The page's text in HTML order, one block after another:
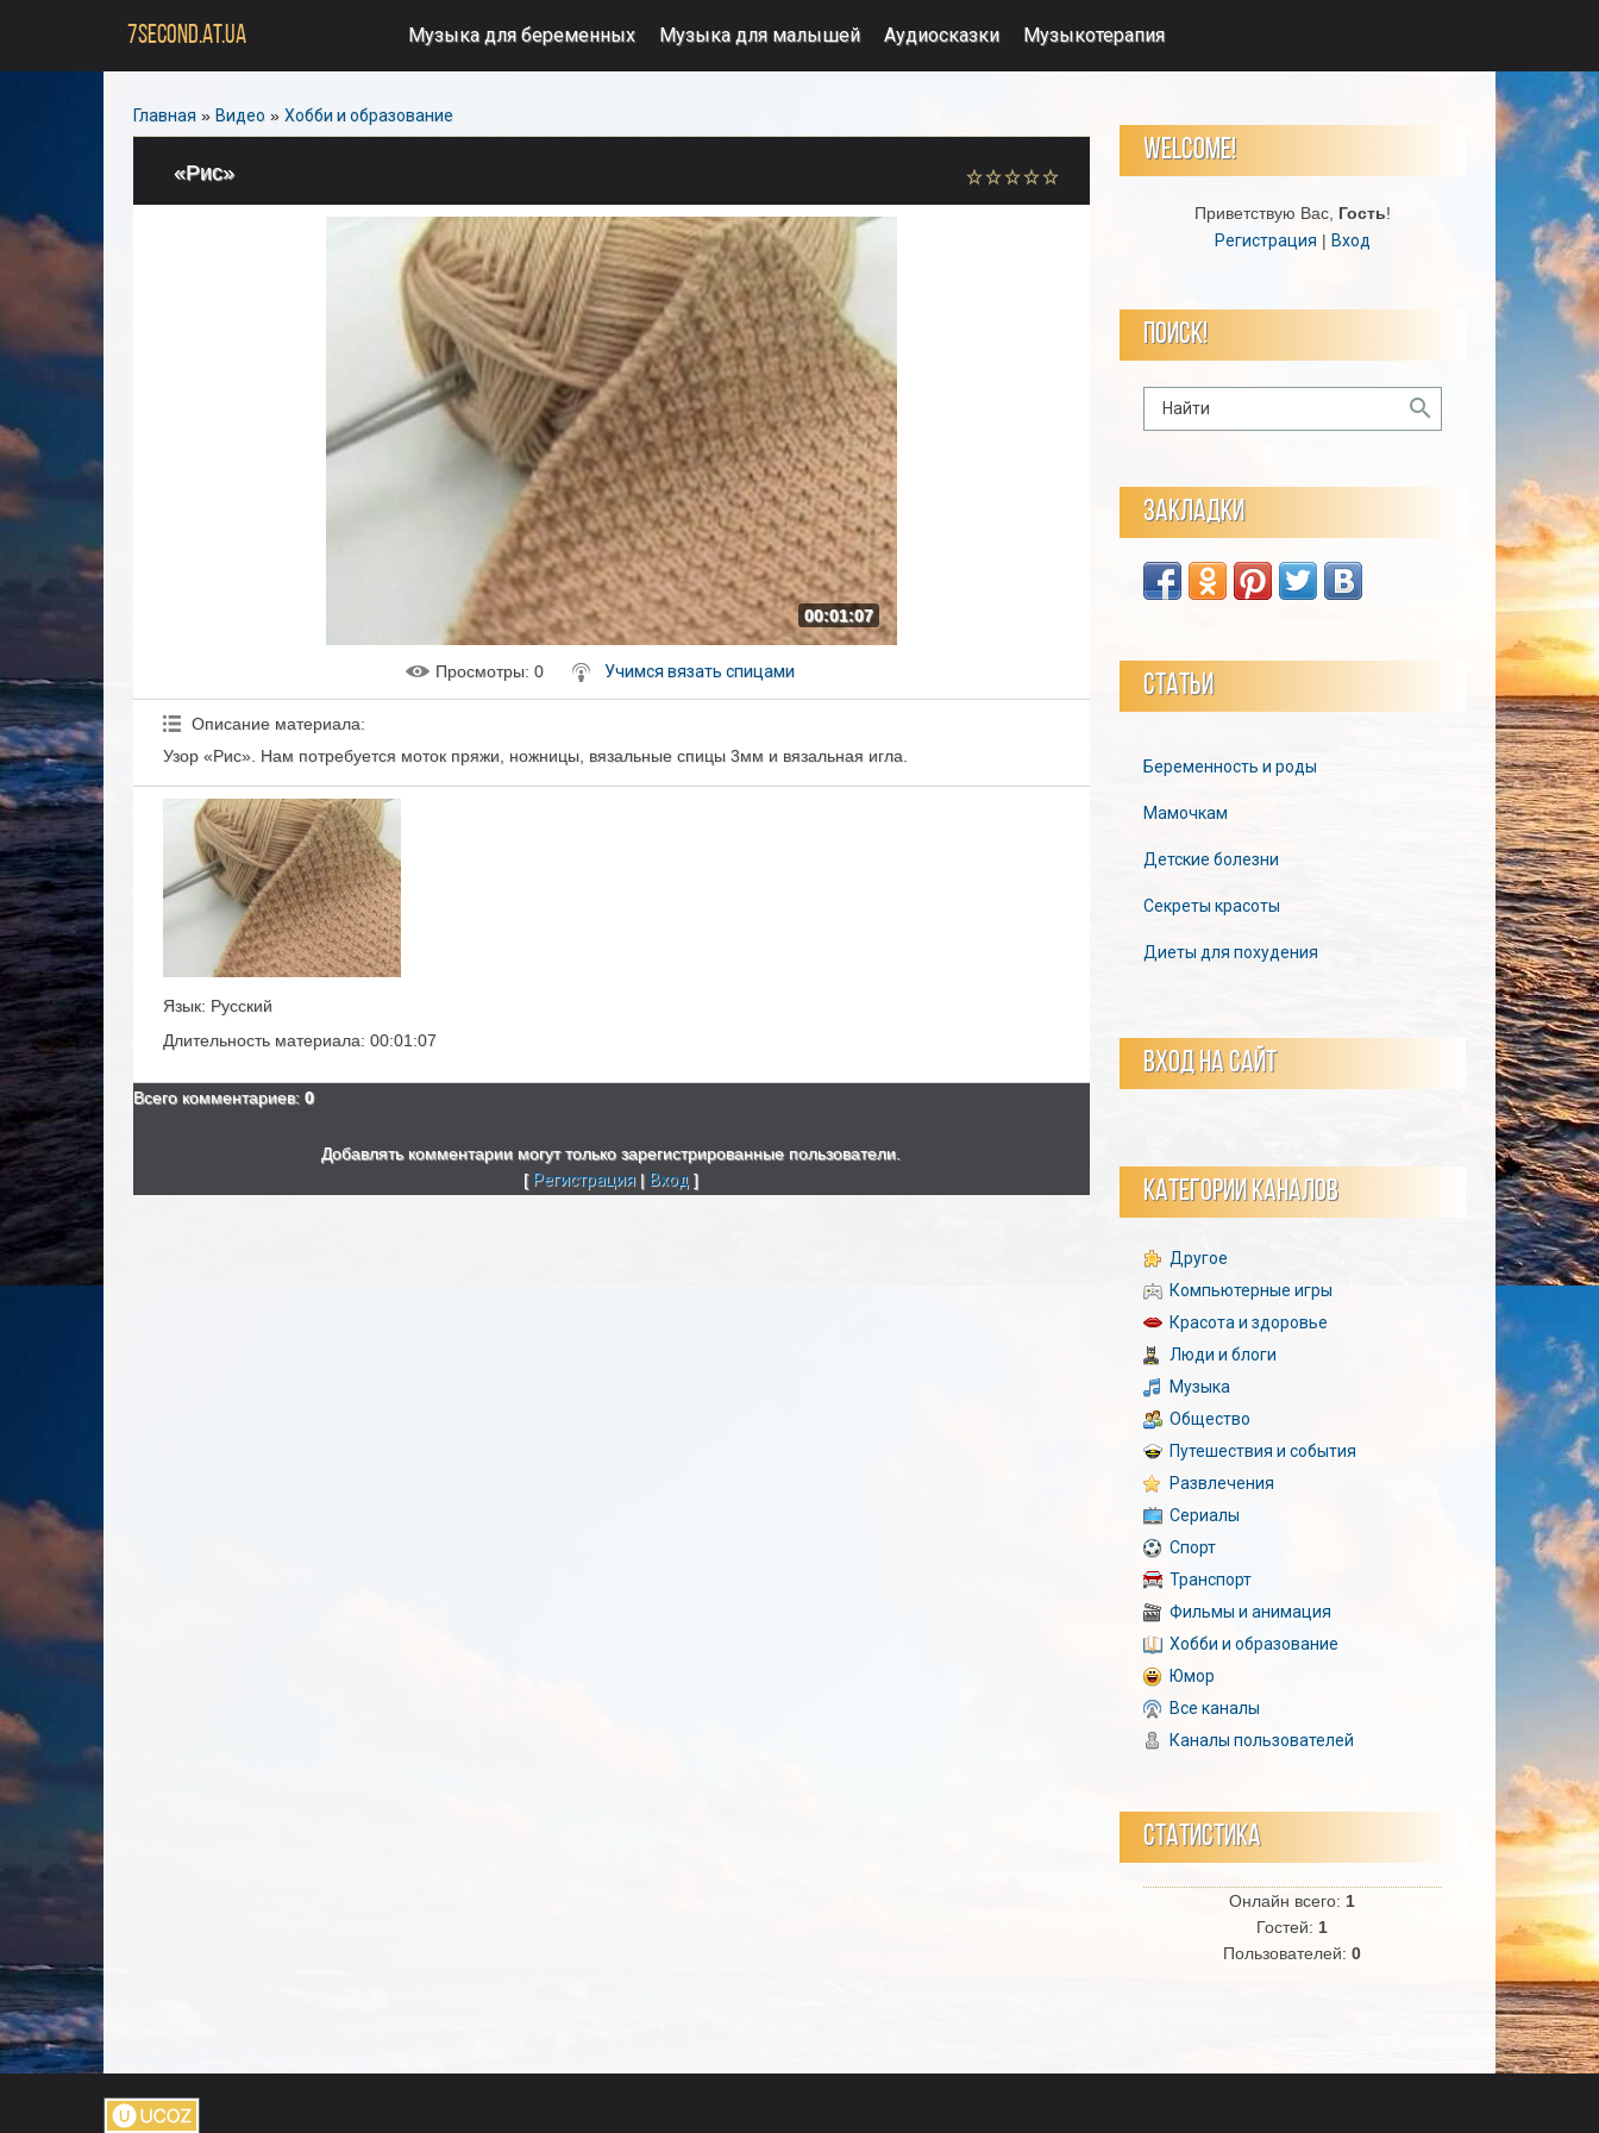
7SECOND.AT.UA Музыка для беременных Музыка для малышей Аудиосказки Музыкотерапия
Главная » Видео » Хобби и образование
«Рис»
00:01:07
Просмотры: 0 Учимся вязать спицами
Описание материала:
Узор «Рис». Нам потребуется моток пряжи, ножницы, вязальные спицы 3мм и вязальная игла.
Язык: Русский
Длительность материала: 00:01:07
Всего комментариев: 0
Добавлять комментарии могут только зарегистрированные пользователи.
[ Регистрация | Вход ]
WELCOME!
Приветствую Вас, Гость!
Регистрация | Вход
ПОИСК!
ЗАКЛАДКИ
СТАТЬИ
Беременность и роды
Мамочкам
Детские болезни
Секреты красоты
Диеты для похудения
ВХОД НА САЙТ
КАТЕГОРИИ КАНАЛОВ
Другое
Компьютерные игры
Красота и здоровье
Люди и блоги
Музыка
Общество
Путешествия и события
Развлечения
Сериалы
Спорт
Транспорт
Фильмы и анимация
Хобби и образование
Юмор
Все каналы
Каналы пользователей
СТАТИСТИКА
Онлайн всего: 1
Гостей: 1
Пользователей:0